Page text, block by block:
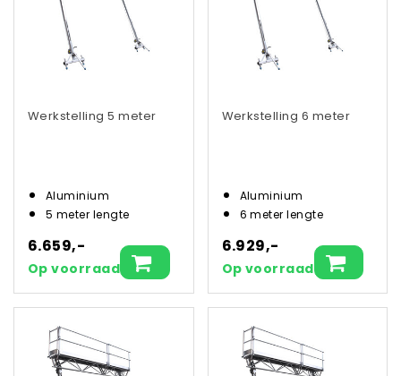
Werkstelling 5 meter
Aluminium
5 meter lengte
6.659,-
Op voorraad
Werkstelling 6 meter
Aluminium
6 meter lengte
6.929,-
Op voorraad